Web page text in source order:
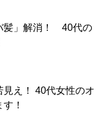
髪」解消！ 40代の
え！ 40代女性のオ
！